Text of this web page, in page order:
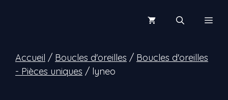
Accueil / Boucles d'oreilles / Boucles d'oreilles
- Pièces uniques / lyneo